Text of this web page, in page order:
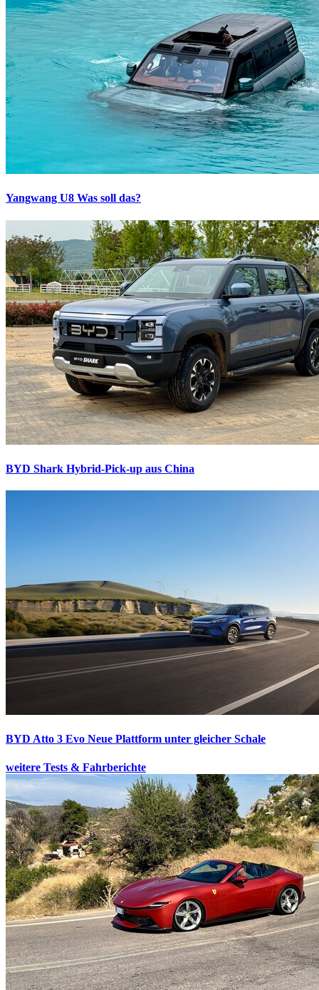
Yangwang U8 Was soll das?
BYD Shark Hybrid-Pick-up aus China
BYD Atto 3 Evo Neue Plattform unter gleicher Schale
weitere Tests & Fahrberichte